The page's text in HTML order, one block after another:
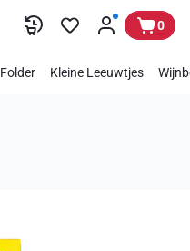
0
Folder Kleine Leeuwtjes